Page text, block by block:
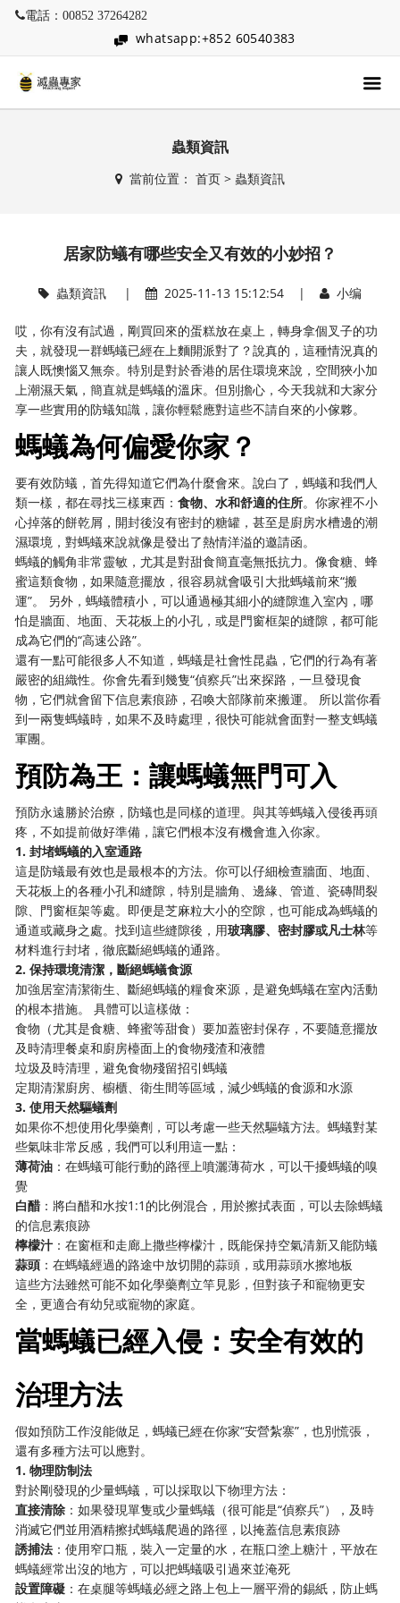
電話：00852 37264282
whatsapp:+852 60540383
蟲類資訊
當前位置： 首页> 蟲類資訊
居家防蟻有哪些安全又有效的小妙招？
蟲類資訊| 2025-11-13 15:12:54 | 小编
哎，你有沒有試過，剛買回來的蛋糕放在桌上，轉身拿個叉子的功
夫，就發現一群螞蟻已經在上麵開派對了？說真的，這種情況真的
讓人既懊惱又無奈。特別是對於香港的居住環境來說，空間狹小加
上潮濕天氣，簡直就是螞蟻的溫床。但別擔心，今天我就和大家分
享一些實用的防蟻知識，讓你輕鬆應對這些不請自來的小傢夥。
螞蟻為何偏愛你家？
要有效防蟻，首先得知道它們為什麼會來。說白了，螞蟻和我們人
類一樣，都在尋找三樣東西：食物、水和舒適的住所。你家裡不小
心掉落的餅乾屑，開封後沒有密封的糖罐，甚至是廚房水槽邊的潮
濕環境，對螞蟻來說就像是發出了熱情洋溢的邀請函。
螞蟻的觸角非常靈敏，尤其是對甜食簡直毫無抵抗力。像食糖、蜂
蜜這類食物，如果隨意擺放，很容易就會吸引大批螞蟻前來“搬
運”。 另外，螞蟻體積小，可以通過極其細小的縫隙進入室內，哪
怕是牆面、地面、天花板上的小孔，或是門窗框架的縫隙，都可能
成為它們的“高速公路”。
還有一點可能很多人不知道，螞蟻是社會性昆蟲，它們的行為有著
嚴密的組織性。你會先看到幾隻“偵察兵”出來探路，一旦發現食
物，它們就會留下信息素痕跡，召喚大部隊前來搬運。 所以當你看
到一兩隻螞蟻時，如果不及時處理，很快可能就會面對一整支螞蟻
軍團。
預防為王：讓螞蟻無門可入
預防永遠勝於治療，防蟻也是同樣的道理。與其等螞蟻入侵後再頭
疼，不如提前做好準備，讓它們根本沒有機會進入你家。
1. 封堵螞蟻的入室通路
這是防蟻最有效也是最根本的方法。你可以仔細檢查牆面、地面、
天花板上的各種小孔和縫隙，特別是牆角、邊緣、管道、瓷磚間裂
隙、門窗框架等處。即便是芝麻粒大小的空隙，也可能成為螞蟻的
通道或藏身之處。找到這些縫隙後，用玻璃膠、密封膠或凡士林等
材料進行封堵，徹底斷絕螞蟻的通路。
2. 保持環境清潔，斷絕螞蟻食源
加強居室清潔衛生、斷絕螞蟻的糧食來源，是避免螞蟻在室內活動
的根本措施。 具體可以這樣做：
食物（尤其是食糖、蜂蜜等甜食）要加蓋密封保存，不要隨意擺放
及時清理餐桌和廚房檯面上的食物殘渣和液體
垃圾及時清理，避免食物殘留招引螞蟻
定期清潔廚房、櫥櫃、衛生間等區域，減少螞蟻的食源和水源
3. 使用天然驅蟻劑
如果你不想使用化學藥劑，可以考慮一些天然驅蟻方法。螞蟻對某
些氣味非常反感，我們可以利用這一點：
薄荷油 ：在螞蟻可能行動的路徑上噴灑薄荷水，可以干擾螞蟻的嗅
覺
白醋 ：將白醋和水按1:1的比例混合，用於擦拭表面，可以去除螞蟻
的信息素痕跡
檸檬汁：在窗框和走廊上撒些檸檬汁，既能保持空氣清新又能防蟻
蒜頭 ：在螞蟻經過的路途中放切開的蒜頭，或用蒜頭水擦地板
這些方法雖然可能不如化學藥劑立竿見影，但對孩子和寵物更安
全，更適合有幼兒或寵物的家庭。
當螞蟻已經入侵：安全有效的
治理方法
假如預防工作沒能做足，螞蟻已經在你家“安營紮寨”，也別慌張，
還有多種方法可以應對。
1. 物理防制法
對於剛發現的少量螞蟻，可以採取以下物理方法：
直接清除 ：如果發現單隻或少量螞蟻（很可能是“偵察兵”），及時
消滅它們並用酒精擦拭螞蟻爬過的路徑，以掩蓋信息素痕跡
誘捕法 ：使用窄口瓶，裝入一定量的水，在瓶口塗上糖汁，平放在
螞蟻經常出沒的地方，可以把螞蟻吸引過來並淹死
設置障礙 ：在桌腿等螞蟻必經之路上包上一層平滑的錫紙，防止螞